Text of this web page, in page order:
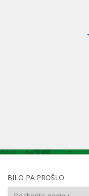
BILO PA PROŠLO